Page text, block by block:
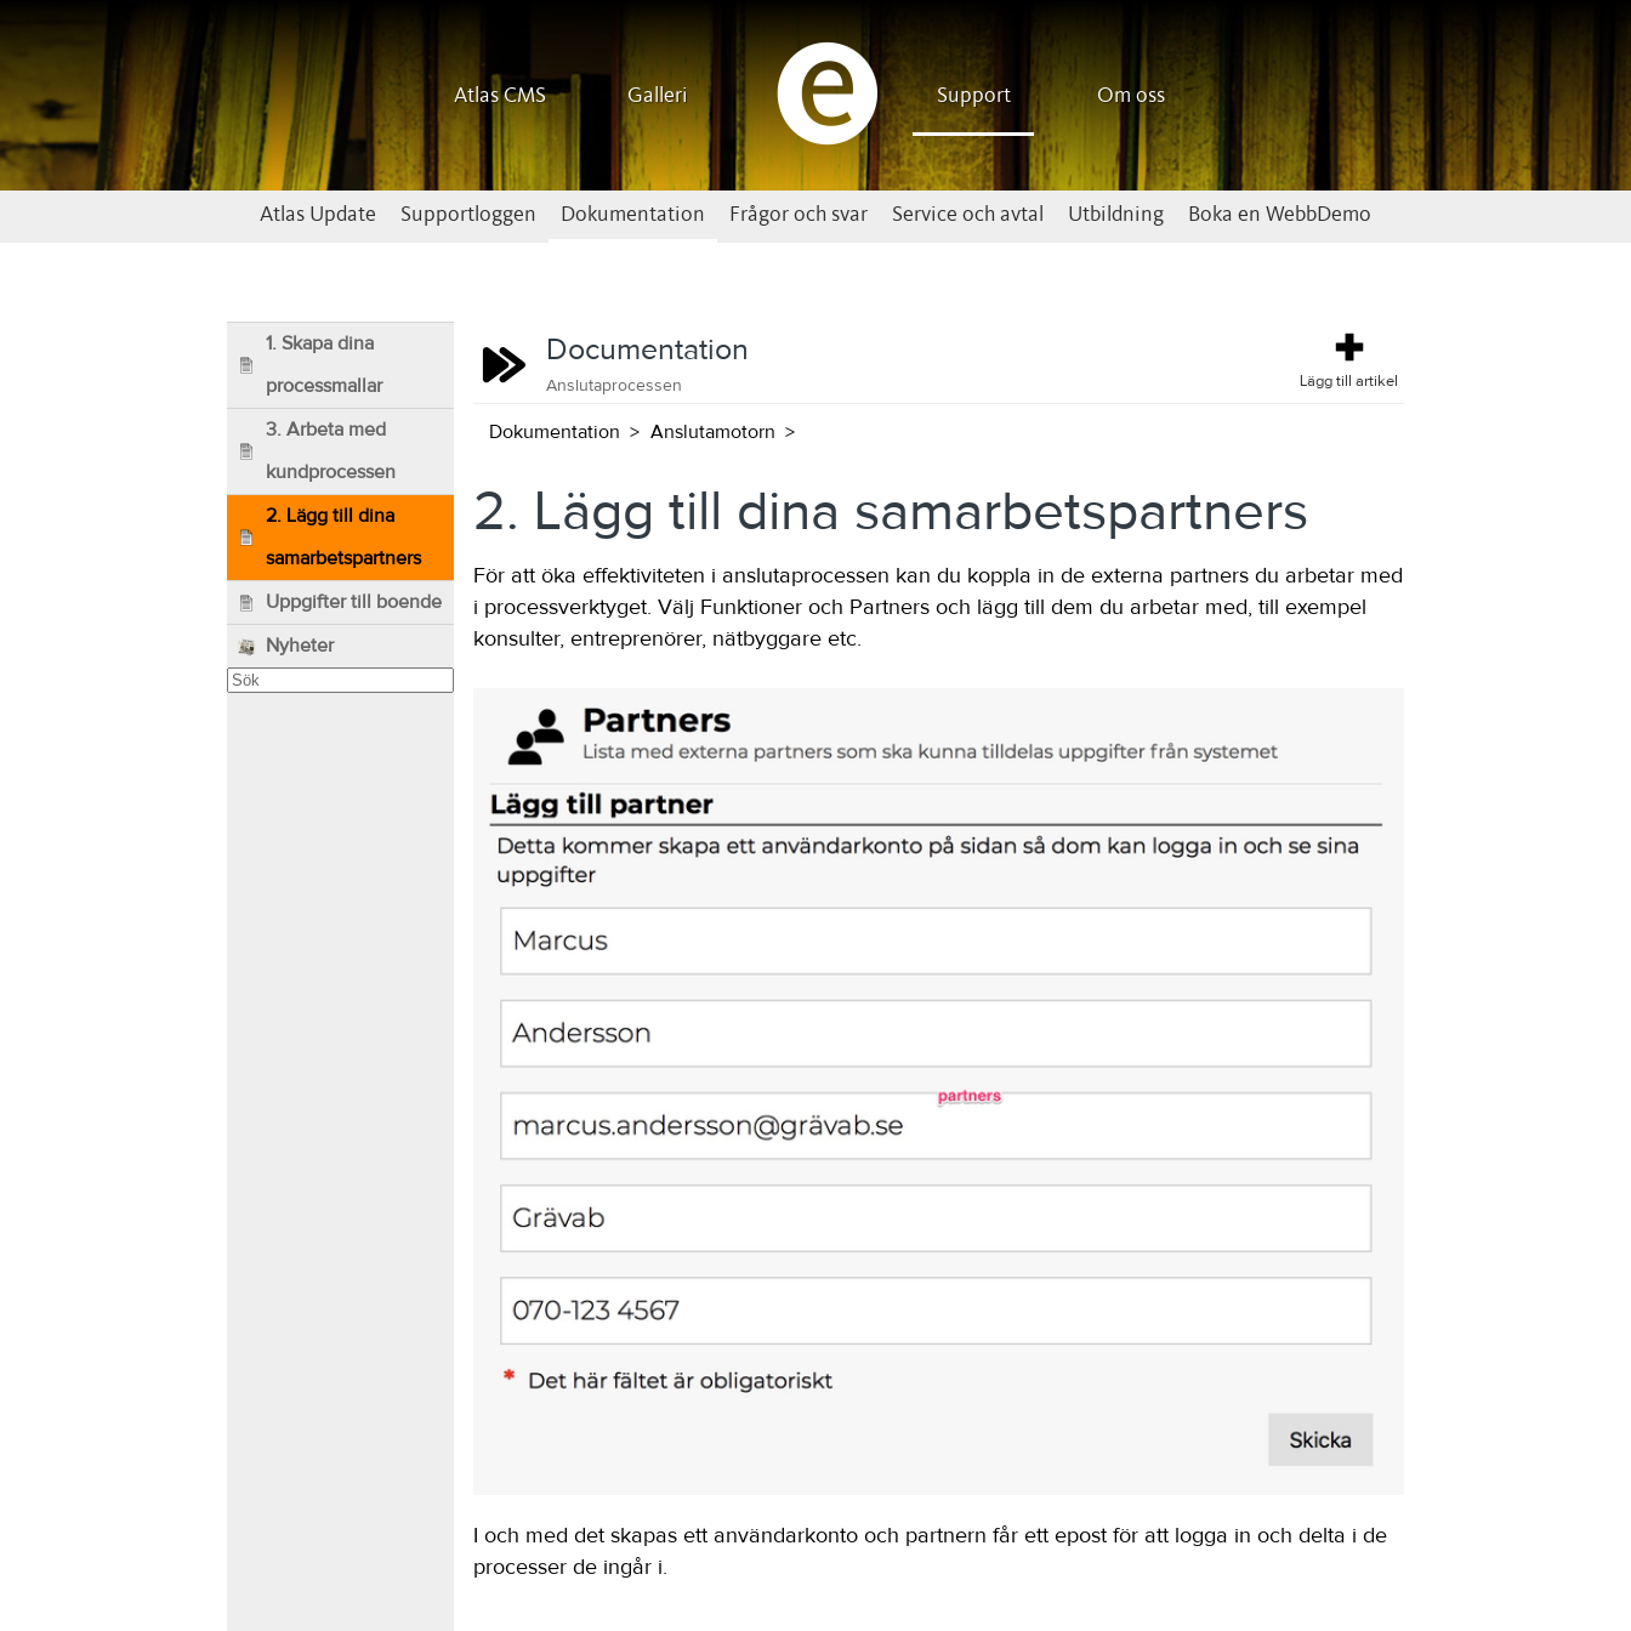
Atlas CMS Galleri Support Om oss
Atlas Update Supportloggen Dokumentation Frågor och svar Service och avtal Utbildning Boka en WebbDemo
1. Skapa dina
processmallar
3. Arbeta med
kundprocessen
2. Lägg till dina
samarbetspartners
Uppgifter till boende
Nyheter
Documentation
Anslutaprocessen Lägg till artikel
Dokumentation Anslutamotorn
2. Lägg till dina samarbetspartners
För att öka effektiviteten i anslutaprocessen kan du koppla in de externa partners du arbetar med
i processverktyget. Välj Funktioner och Partners och lägg till dem du arbetar med, till exempel
konsulter, entreprenörer, nätbyggare etc.
I och med det skapas ett användarkonto och partnern får ett epost för att logga in och delta i de
processer de ingår i.